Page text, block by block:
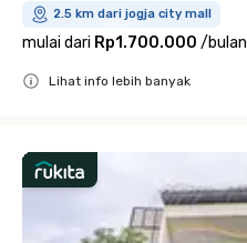
2.5 km dari jogja city mall
mulai dari Rp1.700.000 /bulan
Lihat info lebih banyak